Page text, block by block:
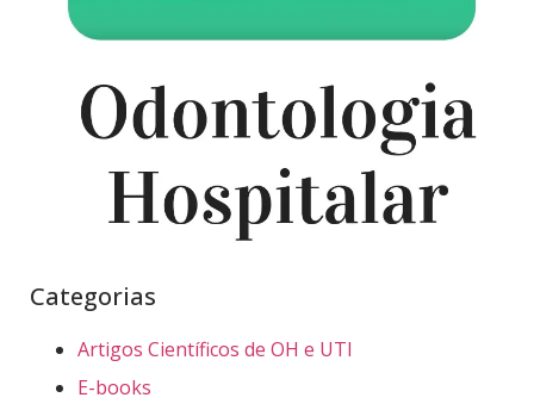
Categorias
Artigos Científicos de OH e UTI
E-books